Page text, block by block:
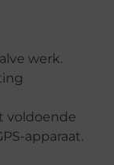
werk.
voldoende
apparaat.